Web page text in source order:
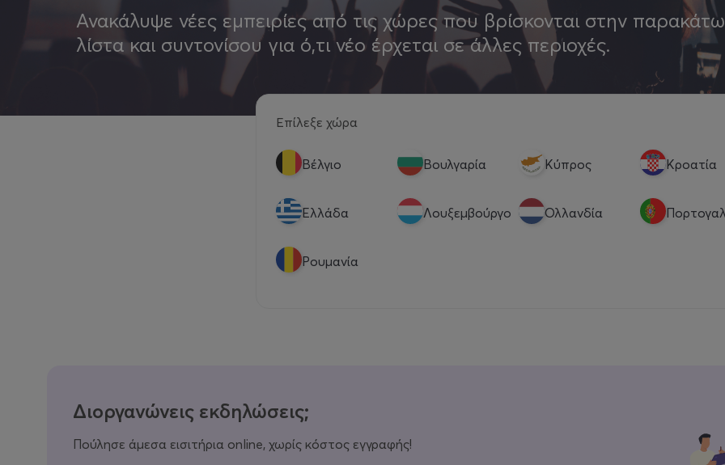
Ανακάλυψε νέες εμπειρίες από τις χώρες που βρίσκονται στην παρακάτω
λίστα και συντονίσου για ό,τι νέο έρχεται σε άλλες περιοχές.
Επίλεξε χώρα
Βέλγιο Βουλγαρία Κύπρος Κροατία
Eλλάδα Λουξεμβούργο Ολλανδία
Ρουμανία
Διοργανώνεις εκδηλώσεις;
Πούλησε άμεσα εισιτήρια online, χωρίς κόστος εγγραφής!